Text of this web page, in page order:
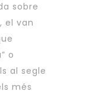
sobre
el van
o
al segle
més